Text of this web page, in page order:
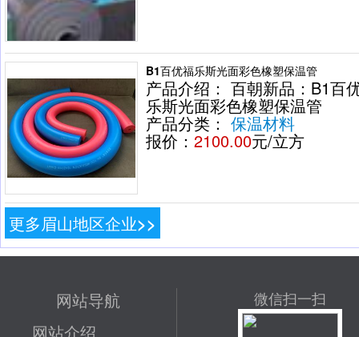
B1百优福乐斯光面彩色橡塑保温管
产品介绍： 百朝新品：B1百
乐斯光面彩色橡塑保温管
产品分类： 保温材料
报价： 2100.00元/立方
更多眉山地区企业>>
网站导航
网站介绍
微信扫一扫